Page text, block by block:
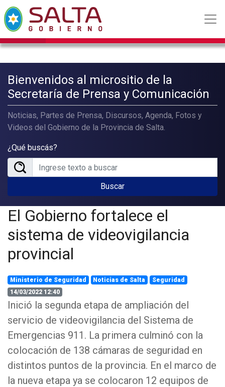
Bienvenidos al micrositio de la
Secretaría de Prensa y Comunicación
Noticias, Partes de Prensa, Discursos, Agenda, Fotos y
Videos del Gobierno de la Provincia de Salta.
¿Qué buscás?
Buscar
El Gobierno fortalece el
sistema de videovigilancia
provincial
Ministerio de Seguridad Noticias de Salta
Seguridad
14/03/2022 12:40
Inició la segunda etapa de ampliación del
servicio de videovigilancia del Sistema de
Emergencias 911. La primera culminó con la
colocación de 138 cámaras de seguridad en
distintos puntos de la provincia. En el marco de
la nueva etapa ya se colocaron 12 equipos de